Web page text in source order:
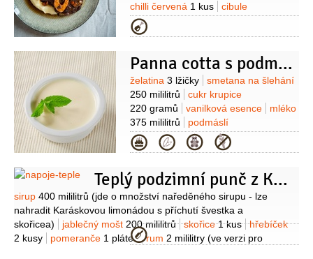
chilli červená 1 kus
cibule
1 kus
2 stroužky
badyán2 kusy
Kategorie
Panna cotta s podmáslím
Suroviny
želatina 3 lžičky
smetana na šlehání
250 mililitrů
cukr krupice
220 gramů
vanilková esence
mléko
375 mililitrů
podmáslí
375 mililitrů
ovoce4 kusy
(hruška)
med8 lžic
badyán
Kategorie
Teplý podzimní punč z Karáskovy švestkové limonády se skořicí
Suroviny
sirup 400 mililitrů (jde o množství naředěného sirupu - lze
nahradit Karáskovou limonádou s příchutí švestka a
skořicea)
jablečný mošt 200 mililitrů skořice1 kus
hřebíček
2 kusy
pomeranče 1 plátek rum 2 mililitry (ve verzi pro
Kategorie